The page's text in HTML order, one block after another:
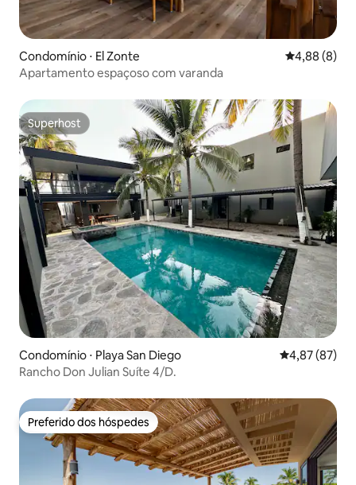
Condomínio ⋅ El Zonte 4,88 de uma
4,88 (8)
Apartamento espaçoso com varanda
Superhost
Superhost
Condomínio ⋅ Playa San Diego 4,87 de uma
4,87 (87)
Rancho Don Julian Suíte 4/D.
Preferido dos hóspedes
Preferido dos hóspedes